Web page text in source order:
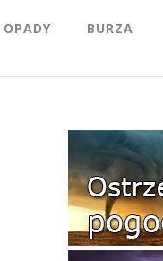
OPADY BURZA